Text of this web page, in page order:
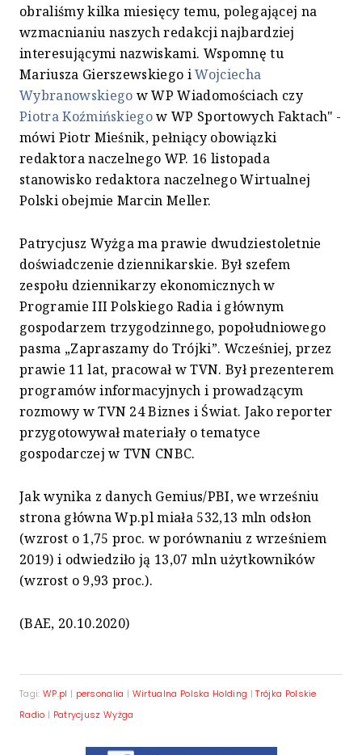
obraliśmy kilka miesięcy temu, polegającej na
wzmacnianiu naszych redakcji najbardziej
interesującymi nazwiskami. Wspomnę tu
Mariusza Gierszewskiego iWojciecha
Wybranowskiego w WP Wiadomościach czy
Piotra Koźmińskiegow WP Sportowych Faktach" -
mówi Piotr Mieśnik, pełniący obowiązki
redaktora naczelnego WP. 16 listopada
stanowisko redaktora naczelnego Wirtualnej
Polski obejmie Marcin Meller.
Patrycjusz Wyżga ma prawie dwudziestoletnie
doświadczenie dziennikarskie. Był szefem
zespołu dziennikarzy ekonomicznych w
Programie III Polskiego Radia i głównym
gospodarzem trzygodzinnego, popołudniowego
pasma „Zapraszamy do Trójki”. Wcześniej, przez
prawie 11 lat, pracował w TVN. Był prezenterem
programów informacyjnych i prowadzącym
rozmowy w TVN 24 Biznes i Świat. Jako reporter
przygotowywał materiały o tematyce
gospodarczej w TVN CNBC.
Jak wynika z danych Gemius/PBI, we wrześniu
strona główna Wp.pl miała 532,13 mln odsłon
(wzrost o 1,75 proc. w porównaniu z wrześniem
2019) i odwiedziło ją 13,07 mln użytkowników
(wzrost o 9,93 proc.).
(BAE, 20.10.2020)
Tagi: WP.pl | personalia | Wirtualna Polska Holding |Trójka Polskie
Radio | Patrycjusz Wyżga